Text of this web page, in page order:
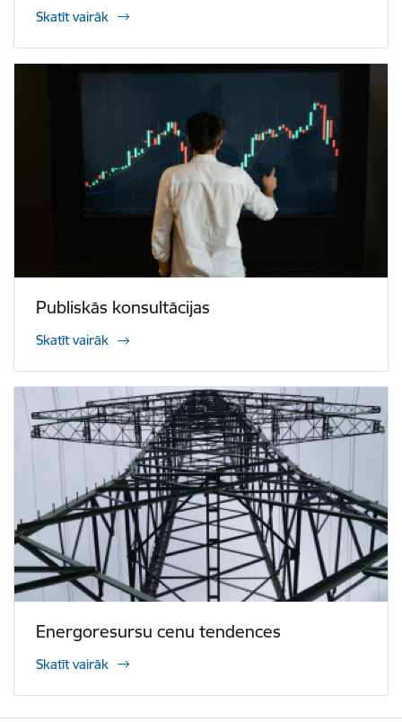
Skatīt vairāk
Publiskās konsultācijas
Skatīt vairāk
Energoresursu cenu tendences
Skatīt vairāk